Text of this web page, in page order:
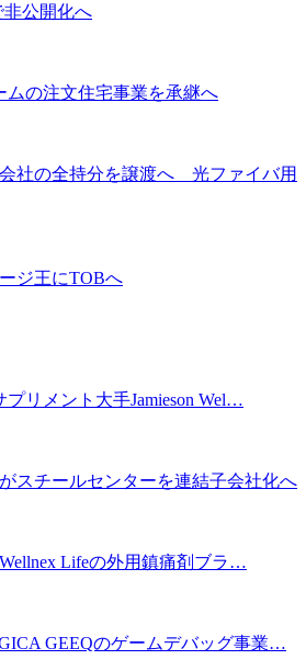
公開化へ
ムの注文住宅事業を承継へ
社の全持分を譲渡へ 光ファイバ用
ジ王にTOBへ
リメント大手Jamieson Wel…
スチールセンターを連結子会社化へ
Lifeの外用鎮痛剤ブラ…
GEEQのゲームデバッグ事業…